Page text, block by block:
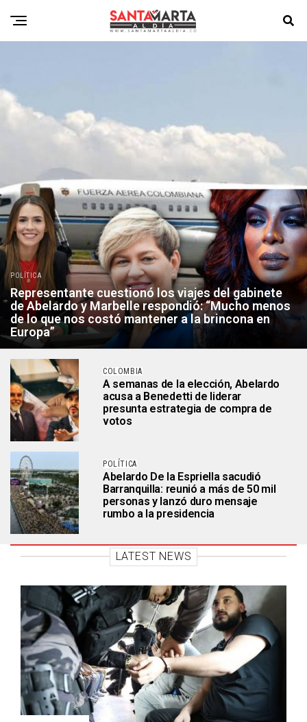
POLÍTICA
Representante cuestionó los viajes del gabinete
de Abelardo y Marbelle respondió: “Mucho menos
de lo que nos costó mantener a la brincona en
Europa”
COLOMBIA
A semanas de la elección, Abelardo
acusa a Benedetti de liderar
presunta estrategia de compra de
votos
POLÍTICA
Abelardo De la Espriella sacudió
Barranquilla: reunió a más de 50 mil
personas y lanzó duro mensaje
rumbo a la presidencia
LATEST NEWS